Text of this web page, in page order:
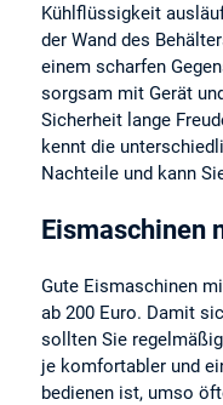
Kühlflüssigkeit
der Wand des
einem scharfen
sorgsam mit Gerät
Sicherheit lange
kennt die
Nachteile und kann
Eismaschinen
Gute Eismaschinen
ab 200 Euro. Damit
sollten Sie
je komfortabler und
bedienen ist, umso